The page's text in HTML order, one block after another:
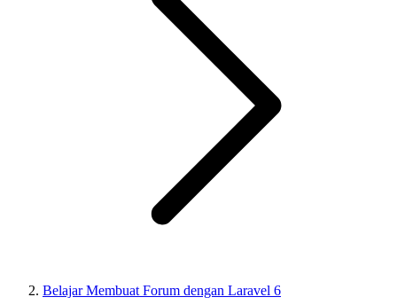
Belajar Membuat Forum dengan Laravel 6